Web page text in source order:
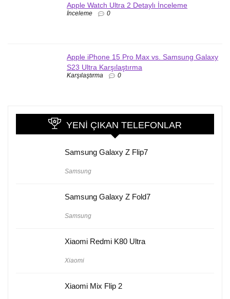
Apple Watch Ultra 2 Detaylı İnceleme
İnceleme 0
Apple iPhone 15 Pro Max vs. Samsung Galaxy
S23 Ultra Karşılaştırma
Karşılaştırma 0
YENI ÇIKAN TELEFONLAR
Samsung Galaxy Z Flip7
Samsung
Samsung Galaxy Z Fold7
Samsung
Xiaomi Redmi K80 Ultra
Xiaomi
Xiaomi Mix Flip 2